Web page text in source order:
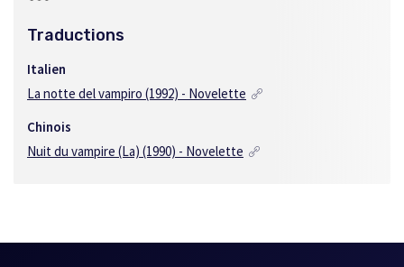
Traductions
Italien
La notte del vampiro (1992) - Novelette
Chinois
Nuit du vampire (La) (1990) - Novelette